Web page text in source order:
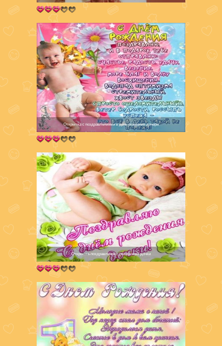
Открытка с поздравлениями в день рождения дочери
Открытка-поздравление с рождением дочки